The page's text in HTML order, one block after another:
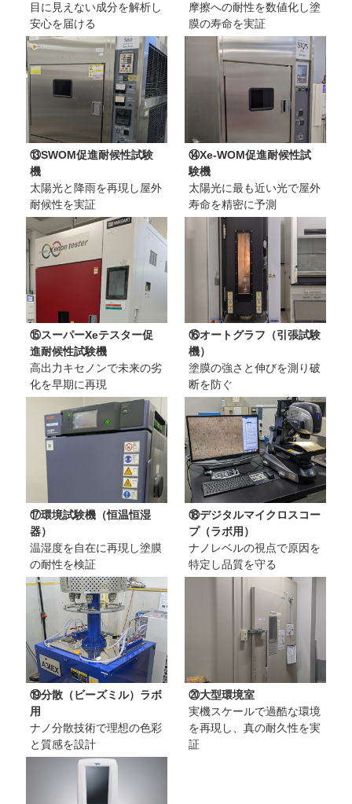
目に見えない成分を解析し
安心を届ける
摩擦への耐性を数値化し塗
膜の寿命を実証
⑬SWOM促進耐候性試験
機
太陽光と降雨を再現し屋外
耐候性を実証
⑭Xe-WOM促進耐候性試
験機
太陽光に最も近い光で屋外
寿命を精密に予測
⑮スーパーXeテスター促
進耐候性試験機
高出力キセノンで未来の劣
化を早期に再現
⑯オートグラフ（引張試験
機）
塗膜の強さと伸びを測り破
断を防ぐ
⑰環境試験機（恒温恒湿
器）
温湿度を自在に再現し塗膜
の耐性を検証
⑱デジタルマイクロスコー
プ（ラボ用）
ナノレベルの視点で原因を
特定し品質を守る
⑲分散（ビーズミル）ラボ
用
ナノ分散技術で理想の色彩
と質感を設計
⑳大型環境室
実機スケールで過酷な環境
を再現し、真の耐久性を実
証